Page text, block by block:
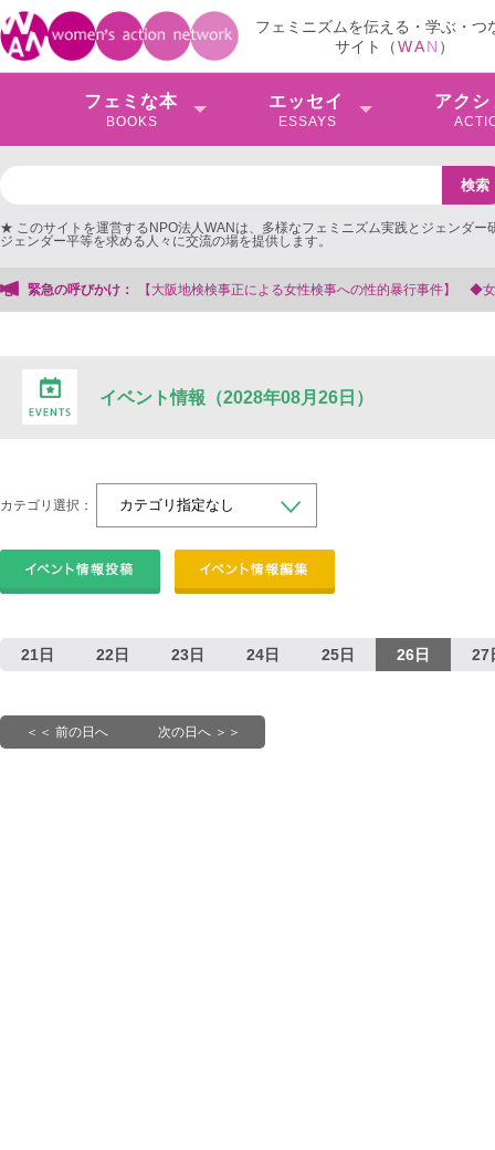
フェミニズムを伝える・学ぶ・つ
サイト（WAN ）
フェミな本
BOOKS
エッセイ
ESSAYS
アクシ
★ このサイトを運営するNPO法人WANは、多様なフェミニズム実践とジェンダー
ジェンダー平等を求める人々に交流の場を提供します。
緊急の呼びかけ：
地検検事正による女性検事への性的暴行事件】 ◆女性検事を支援する会事務局
イベント情報（2028年08月26日）
カテゴリ選択：
21日 22日 23日 24日 25日 26日 27
＜＜ 前の日へ 次の日へ ＞＞